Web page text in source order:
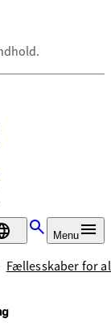
Menu
Fællesskaber for